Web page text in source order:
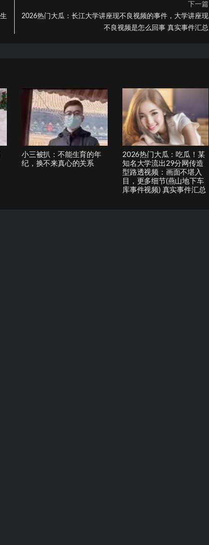
下一篇
2026热门大瓜：长江大学讲座现不良视频的事件，大学讲座现
不良视频是怎么回事 真实事件汇总
小三被扒：不能生育的年
纪，换不来真心的关系
2026热门大瓜：吃瓜！某
知名大学流出29分网传造
型路透视频：画面不堪入
目，更多细节(燕山地下车
库事件视频) 真实事件汇总